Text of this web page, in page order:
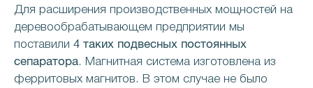
Для расширения производственных мощностей на
деревообрабатывающем предприятии мы
поставили 4 таких подвесных постоянных
сепаратора. Магнитная система изготовлена из
ферритовых магнитов. В этом случае не было